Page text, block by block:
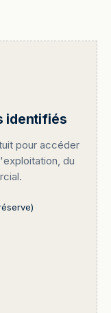
identifiés
pour accéder
du